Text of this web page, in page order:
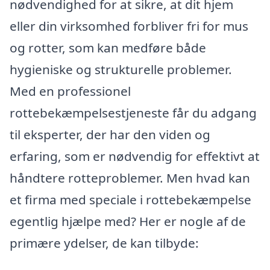
nødvendighed for at sikre, at dit hjem
eller din virksomhed forbliver fri for mus
og rotter, som kan medføre både
hygieniske og strukturelle problemer.
Med en professionel
rottebekæmpelsestjeneste får du adgang
til eksperter, der har den viden og
erfaring, som er nødvendig for effektivt at
håndtere rotteproblemer. Men hvad kan
et firma med speciale i rottebekæmpelse
egentlig hjælpe med? Her er nogle af de
primære ydelser, de kan tilbyde: